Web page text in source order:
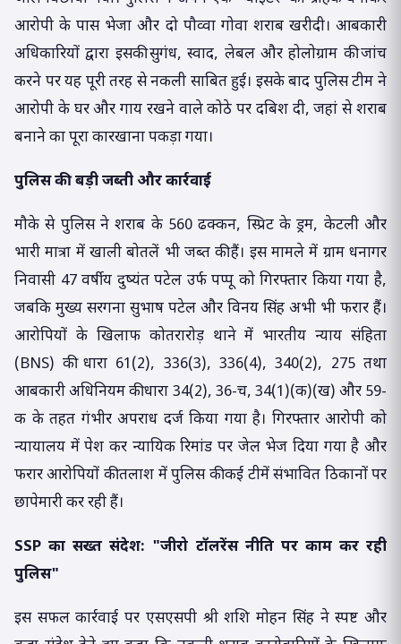
आरोपी के पास भेजा और दो पौव्वा गोवा शराब खरीदी। आबकारी
अधिकारियों द्वारा इसकी सुगंध, स्वाद, लेबल और होलोग्राम की जांच
करने पर यह पूरी तरह से नकली साबित हुई। इसके बाद पुलिस टीम ने
आरोपी के घर और गाय रखने वाले कोठे पर दबिश दी, जहां से शराब
बनाने का पूरा कारखाना पकड़ा गया।
पुलिस की बड़ी जब्ती और कार्रवाई
मौके से पुलिस ने शराब के 560 ढक्कन, स्प्रिट के ड्रम, केटली और
भारी मात्रा में खाली बोतलें भी जब्त की हैं। इस मामले में ग्राम धनागर
निवासी 47 वर्षीय दुष्यंत पटेल उर्फ पप्पू को गिरफ्तार किया गया है,
जबकि मुख्य सरगना सुभाष पटेल और विनय सिंह अभी भी फरार हैं।
आरोपियों के खिलाफ कोतरारोड़ थाने में भारतीय न्याय संहिता
(BNS) की धारा 61(2), 336(3), 336(4), 340(2), 275 तथा
आबकारी अधिनियम की धारा 34(2), 36-च, 34(1)(क)(ख) और 59-
क के तहत गंभीर अपराध दर्ज किया गया है। गिरफ्तार आरोपी को
न्यायालय में पेश कर न्यायिक रिमांड पर जेल भेज दिया गया है और
फरार आरोपियों की तलाश में पुलिस की कई टीमें संभावित ठिकानों पर
छापेमारी कर रही हैं।
SSP का सख्त संदेश: "जीरो टॉलरेंस नीति पर काम कर रही
पुलिस"
इस सफल कार्रवाई पर एसएसपी श्री शशि मोहन सिंह ने स्पष्ट और